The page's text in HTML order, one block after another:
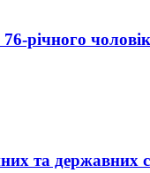
річного
та державних